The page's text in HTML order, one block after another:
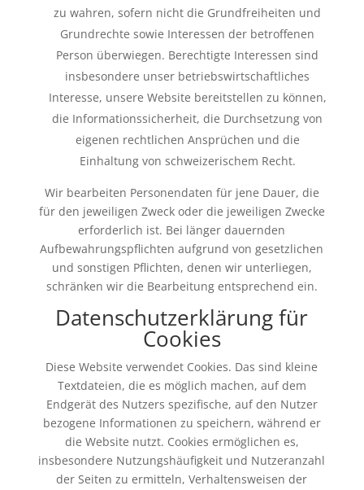
zu wahren, sofern nicht die Grundfreiheiten und
Grundrechte sowie Interessen der betroffenen
Person überwiegen. Berechtigte Interessen sind
insbesondere unser betriebswirtschaftliches
Interesse, unsere Website bereitstellen zu können,
die Informationssicherheit, die Durchsetzung von
eigenen rechtlichen Ansprüchen und die
Einhaltung von schweizerischem Recht.
Wir bearbeiten Personendaten für jene Dauer, die
für den jeweiligen Zweck oder die jeweiligen Zwecke
erforderlich ist. Bei länger dauernden
Aufbewahrungspflichten aufgrund von gesetzlichen
und sonstigen Pflichten, denen wir unterliegen,
schränken wir die Bearbeitung entsprechend ein.
Datenschutzerklärung für
Cookies
Diese Website verwendet Cookies. Das sind kleine
Textdateien, die es möglich machen, auf dem
Endgerät des Nutzers spezifische, auf den Nutzer
bezogene Informationen zu speichern, während er
die Website nutzt. Cookies ermöglichen es,
insbesondere Nutzungshäufigkeit und Nutzeranzahl
der Seiten zu ermitteln, Verhaltensweisen der